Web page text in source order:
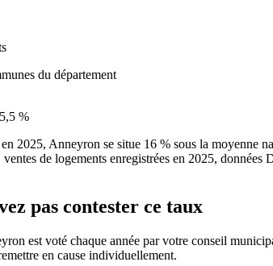
du département
%
2025, Anneyron se situe 16 % sous la moyenne
de logements enregistrées en 2025,
pas contester ce taux
est voté chaque année par votre conseil
en cause individuellement.